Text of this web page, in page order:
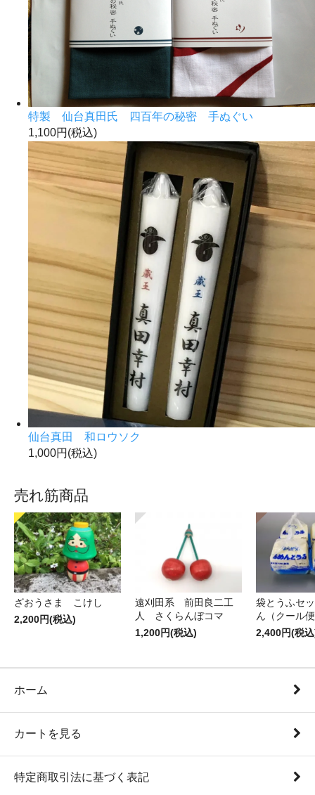
特製 仙台真田氏 四百年の秘密 手ぬぐい
1,100円(税込)
仙台真田 和ロウソク
1,000円(税込)
売れ筋商品
ざおうさま こけし
2,200円(税込)
遠刈田系 前田良二工
人 さくらんぼコマ
1,200円(税込)
袋とうふセ
ん（クール
2,400円(税
ホーム
カートを見る
特定商取引法に基づく表記